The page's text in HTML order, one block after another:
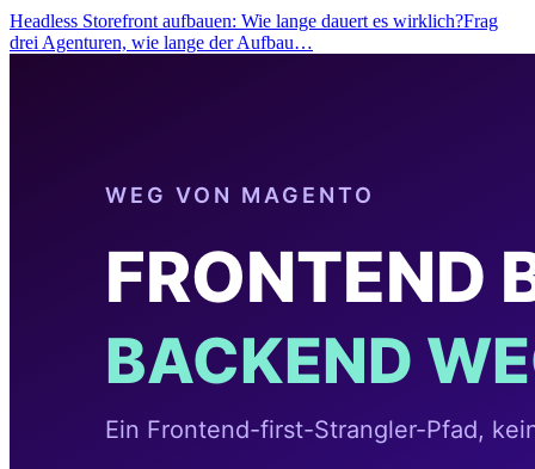
Headless Storefront aufbauen: Wie lange dauert es wirklich?Frag
drei Agenturen, wie lange der Aufbau…